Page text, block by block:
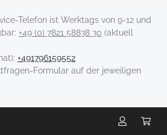
Telefon ist Werktags von 9-12 und
+49 (0) 7821 58838 30 (aktuell
+491796159552
Formular auf der jeweiligen